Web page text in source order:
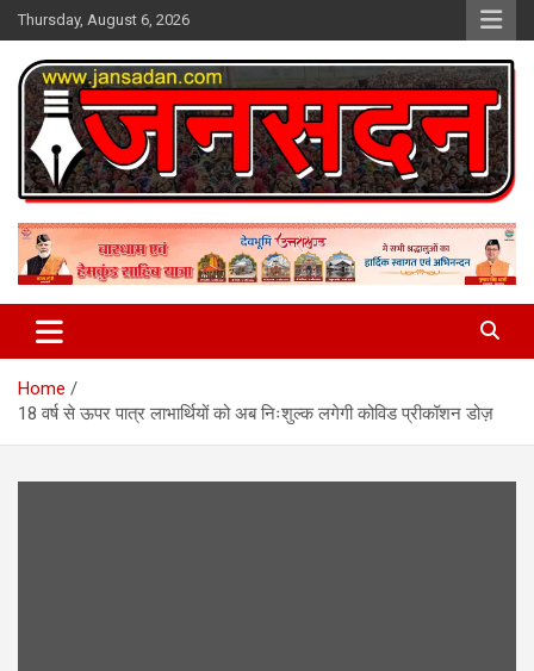
Skip
to
content
Thursday, August 6, 2026
Jan Sadan
Home
18 वर्ष से ऊपर पात्र लाभार्थियों को अब निःशुल्क लगेगी कोविड प्रीकॉशन डोज़